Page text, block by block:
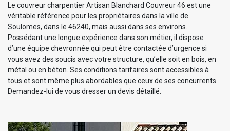
Le couvreur charpentier Artisan Blanchard Couvreur 46 est une
véritable référence pour les propriétaires dans la ville de
Soulomes, dans le 46240, mais aussi dans ses environs.
Possédant une longue expérience dans son métier, il dispose
d’une équipe chevronnée qui peut être contactée d’urgence si
vous avez des soucis avec votre structure, qu’elle soit en bois, en
métal ou en béton. Ses conditions tarifaires sont accessibles à
tous et sont même plus abordables que ceux de ses concurrents.
Demandez-lui de vous dresser un devis détaillé.